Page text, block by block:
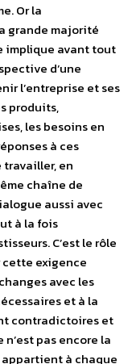
Or la
grande majorité
implique avant tout
d’une
l’entreprise et ses
produits,
les besoins en
à ces
en
chaîne de
aussi avec
à la fois
C’est le rôle
exigence
avec les
et à la
contradictoires et
pas encore la
à chaque